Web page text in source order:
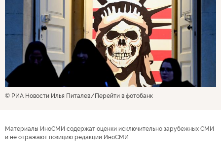
© РИА Новости Илья Питалев Перейти в фотобанк
Материалы ИноСМИ содержат оценки исключительно зарубежных СМИ
и не отражают позицию редакции ИноСМИ